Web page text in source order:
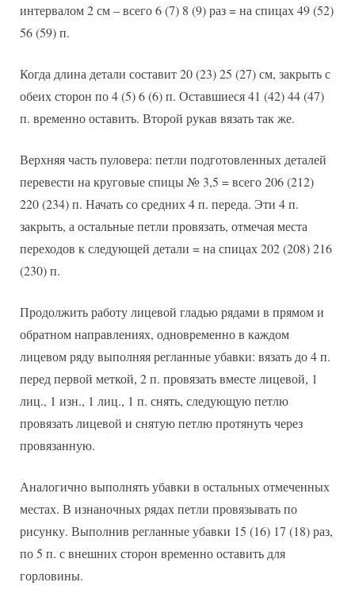
интервалом 2 см – всего 6 (7) 8 (9) раз = на спицах 49 (52)
56 (59) п.
Когда длина детали составит 20 (23) 25 (27) см, закрыть с
обеих сторон по 4 (5) 6 (6) п. Оставшиеся 41 (42) 44 (47)
п. временно оставить. Второй рукав вязать так же.
Верхняя часть пуловера: петли подготовленных деталей
перевести на круговые спицы № 3,5 = всего 206 (212)
220 (234) п. Начать со средних 4 п. переда. Эти 4 п.
закрыть, а остальные петли провязать, отмечая места
переходов к следующей детали = на спицах 202 (208) 216
(230) п.
Продолжить работу лицевой гладью рядами в прямом и
обратном направлениях, одновременно в каждом
лицевом ряду выполняя регланные убавки: вязать до 4 п.
перед первой меткой, 2 п. провязать вместе лицевой, 1
лиц., 1 изн., 1 лиц., 1 п. снять, следующую петлю
провязать лицевой и снятую петлю протянуть через
провязанную.
Аналогично выполнять убавки в остальных отмеченных
местах. В изнаночных рядах петли провязывать по
рисунку. Выполнив регланные убавки 15 (16) 17 (18) раз,
по 5 п. с внешних сторон временно оставить для
горловины.